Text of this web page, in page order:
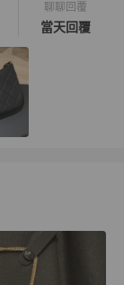
聊聊回覆
當天回覆